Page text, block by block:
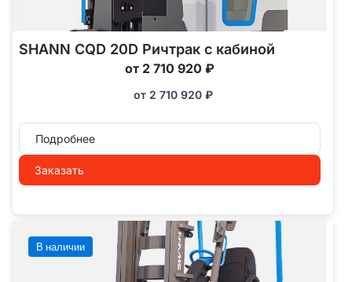
SHANN CQD 20D Ричтрак с кабиной
от 2 710 920 ₽
от 2 710 920 ₽
Подробнее
Заказать
В наличии